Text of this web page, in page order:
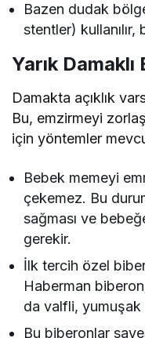
Bazen dudak
stentler) kullanılır,
Yarık
Damakta açıklık
Bu, emzirmeyi
için yöntemler
Bebek memeyi
çekemez. Bu
sağması ve
gerekir.
İlk tercih özel
Haberman
da valfli, yumuşak
Bu biberonlar